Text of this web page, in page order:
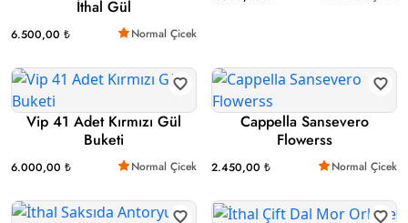
İthal Gül
6.500,00 ₺ Normal Çicek
Vip 41 Adet Kırmızı Gül
Buketi
6.000,00 ₺ Normal Çicek
Cappella Sansevero
Flowerss
2.450,00 ₺ Normal Çicek